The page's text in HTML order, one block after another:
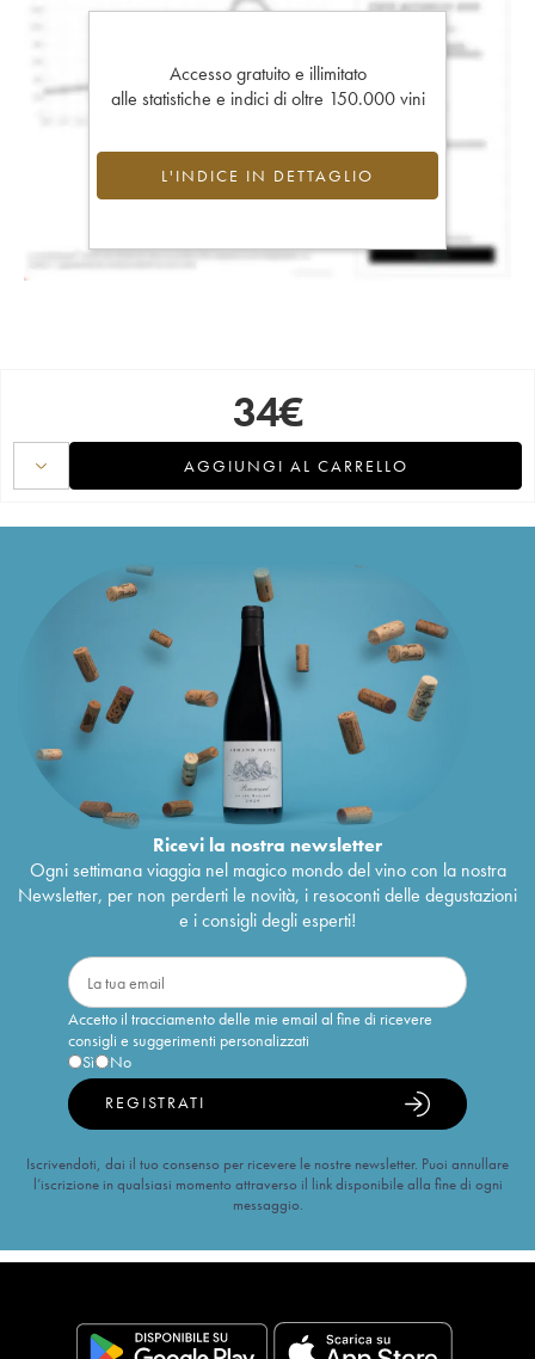
Accesso gratuito e illimitato
alle statistiche e indici di oltre 150.000 vini
L'INDICE IN DETTAGLIO
34€
AGGIUNGI AL CARRELLO
Ricevi la nostra newsletter
Ogni settimana viaggia nel magico mondo del vino con la nostra
Newsletter, per non perderti le novità, i resoconti delle degustazioni
e i consigli degli esperti!
Accetto il tracciamento delle mie email al fine di ricevere
consigli e suggerimenti personalizzati
Sì
No
REGISTRATI
Iscrivendoti, dai il tuo consenso per ricevere le nostre newsletter. Puoi annullare
l’iscrizione in qualsiasi momento attraverso il link disponibile alla fine di ogni
messaggio.